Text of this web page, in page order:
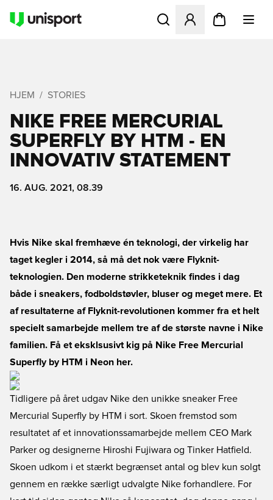
Åbner en Modal til at
HJEM STORIES
NIKE FREE MERCURIAL
SUPERFLY BY HTM - EN
INNOVATIV STATEMENT
16. AUG. 2021, 08.39
Hvis Nike skal fremhæve én teknologi, der virkelig har
taget kegler i 2014, så må det nok være Flyknit-
teknologien. Den moderne strikketeknik findes i dag
både i sneakers, fodboldstøvler, bluser og meget mere. Et
af resultaterne af Flyknit-revolutionen kommer fra et helt
specielt samarbejde mellem tre af de største navne i Nike
familien. Få et eksklsusivt kig på Nike Free Mercurial
Superfly by HTM i Neon her.
Tidligere på året udgav Nike den unikke sneaker Free
Mercurial Superfly by HTM i sort. Skoen fremstod som
resultatet af et innovationssamarbejde mellem CEO Mark
Parker og designerne Hiroshi Fujiwara og Tinker Hatfield.
Skoen udkom i et stærkt begrænset antal og blev kun solgt
gennem en række særligt udvalgte Nike forhandlere. For